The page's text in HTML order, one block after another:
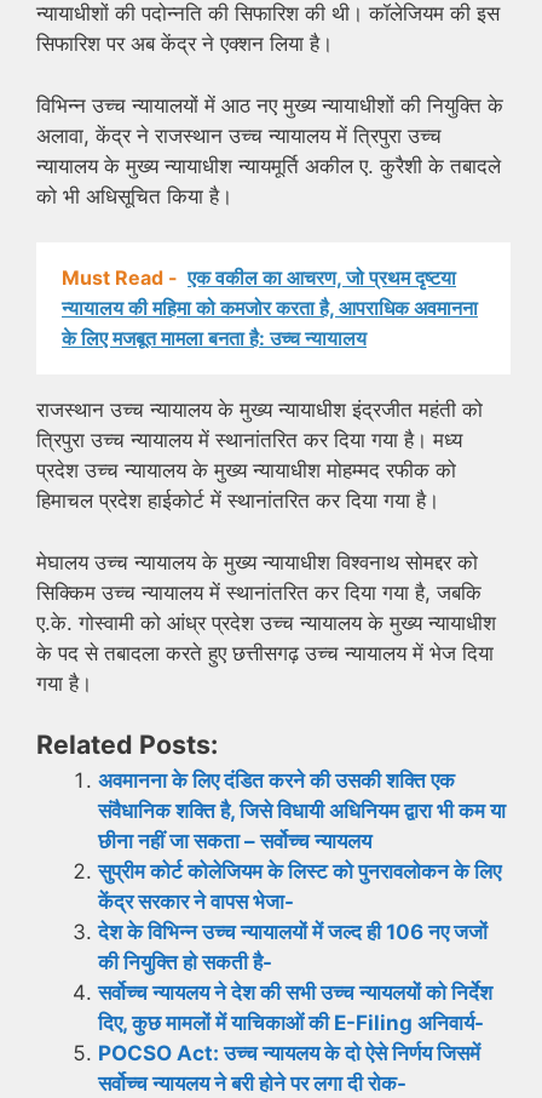
न्यायाधीशों की पदोन्नति की सिफारिश की थी। कॉलेजियम की इस
सिफारिश पर अब केंद्र ने एक्शन लिया है।
विभिन्न उच्च न्यायालयों में आठ नए मुख्य न्यायाधीशों की नियुक्ति के
अलावा, केंद्र ने राजस्थान उच्च न्यायालय में त्रिपुरा उच्च
न्यायालय के मुख्य न्यायाधीश न्यायमूर्ति अकील ए. कुरैशी के तबादले
को भी अधिसूचित किया है।
Must Read - एक वकील का आचरण, जो प्रथम दृष्टया
न्यायालय की महिमा को कमजोर करता है, आपराधिक अवमानना
के लिए मजबूत मामला बनता है: उच्च न्यायालय
राजस्थान उच्च न्यायालय के मुख्य न्यायाधीश इंद्रजीत महंती को
त्रिपुरा उच्च न्यायालय में स्थानांतरित कर दिया गया है। मध्य
प्रदेश उच्च न्यायालय के मुख्य न्यायाधीश मोहम्मद रफीक को
हिमाचल प्रदेश हाईकोर्ट में स्थानांतरित कर दिया गया है।
मेघालय उच्च न्यायालय के मुख्य न्यायाधीश विश्वनाथ सोमद्दर को
सिक्किम उच्च न्यायालय में स्थानांतरित कर दिया गया है, जबकि
ए.के. गोस्वामी को आंध्र प्रदेश उच्च न्यायालय के मुख्य न्यायाधीश
के पद से तबादला करते हुए छत्तीसगढ़ उच्च न्यायालय में भेज दिया
गया है।
Related Posts:
अवमानना ​​के लिए दंडित करने की उसकी शक्ति एक
संवैधानिक शक्ति है, जिसे विधायी अधिनियम द्वारा भी कम या
छीना नहीं जा सकता – सर्वोच्च न्यायलय
सुप्रीम कोर्ट कोलेजियम के लिस्ट को पुनरावलोकन के लिए
केंद्र सरकार ने वापस भेजा-
देश के विभिन्न उच्च न्यायालयों में जल्द ही 106 नए जजों
की नियुक्ति हो सकती है-
सर्वोच्च न्यायलय ने देश की सभी उच्च न्यायलयों को निर्देश
दिए, कुछ मामलों में याचिकाओं की E-Filing अनिवार्य-
POCSO Act: उच्च न्यायलय के दो ऐसे निर्णय जिसमें
सर्वोच्च न्यायलय ने बरी होने पर लगा दी रोक-